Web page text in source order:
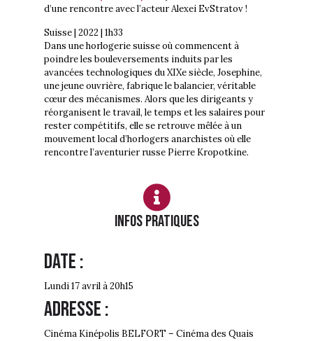
d’une rencontre avec l’acteur Alexei EvStratov !
Suisse | 2022 | 1h33
Dans une horlogerie suisse où commencent à
poindre les bouleversements induits par les
avancées technologiques du XIXe siècle, Josephine,
une jeune ouvrière, fabrique le balancier, véritable
cœur des mécanismes. Alors que les dirigeants y
réorganisent le travail, le temps et les salaires pour
rester compétitifs, elle se retrouve mêlée à un
mouvement local d’horlogers anarchistes où elle
rencontre l’aventurier russe Pierre Kropotkine.
Infos PRATIQUES
Date :
Lundi 17 avril à 20h15
Adresse :
Cinéma Kinépolis BELFORT – Cinéma des Quais